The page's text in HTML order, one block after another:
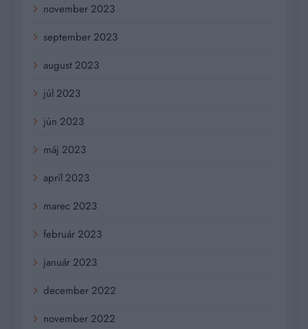
november 2023
september 2023
august 2023
júl 2023
jún 2023
máj 2023
apríl 2023
marec 2023
február 2023
január 2023
december 2022
november 2022